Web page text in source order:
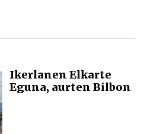
Ikerlanen Elkarte
Eguna, aurten Bilbon